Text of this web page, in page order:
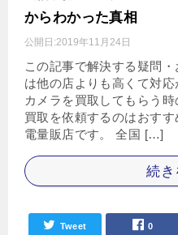
からわかった真相
公開日:2019年11月24日
この記事で解決する疑問
は他の店よりも高くて対
カメラを買取してもらう
買取を依頼するのはおす
電量販店です。 全国 […]
続き
Tweet 0